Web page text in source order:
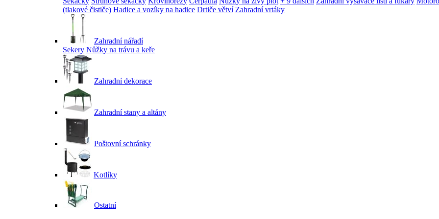
(tlakové čističe) Hadice a vozíky na hadice Drtiče větví Zahradní vrtáky
Zahradní nářadí
Sekery Nůžky na trávu a keře
Zahradní dekorace
Zahradní stany a altány
Poštovní schránky
Kotlíky
Ostatní